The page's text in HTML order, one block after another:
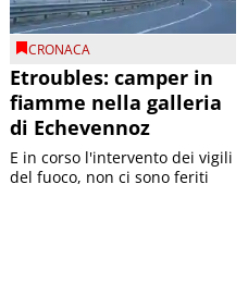
CRONACA
Etroubles: camper in
fiamme nella galleria
di Echevennoz
E in corso l'intervento dei vigili
del fuoco, non ci sono feriti